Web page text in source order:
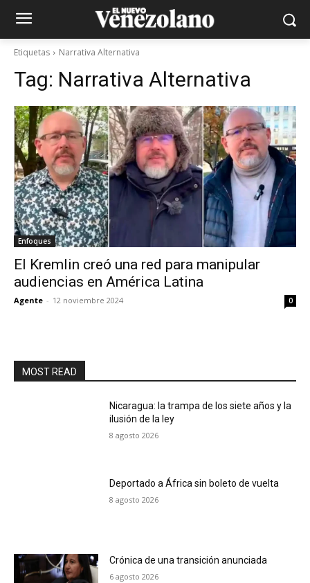
Etiquetas Narrativa Alternativa
Tag: Narrativa Alternativa
Enfoques
El Kremlin creó una red para manipular
audiencias en América Latina
Agente - 12 noviembre 2024 0
MOST READ
Nicaragua: la trampa de los siete años y la
ilusión de la ley
8 agosto 2026
Deportado a África sin boleto de vuelta
8 agosto 2026
Crónica de una transición anunciada
6 agosto 2026